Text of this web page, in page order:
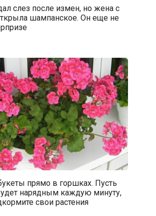
слез после измен, но жена с
шампанское. Он еще не
прямо в горшках. Пусть
нарядным каждую минуту,
свои растения